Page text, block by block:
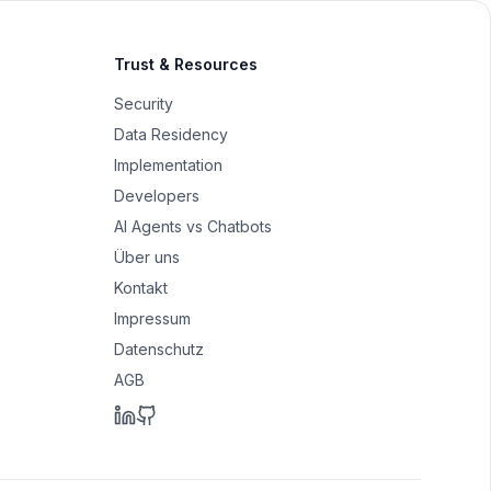
Trust & Resources
Security
Data Residency
Implementation
Developers
AI Agents vs Chatbots
Über uns
Kontakt
Impressum
Datenschutz
AGB